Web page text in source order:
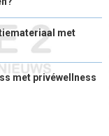
met
met privéwellness